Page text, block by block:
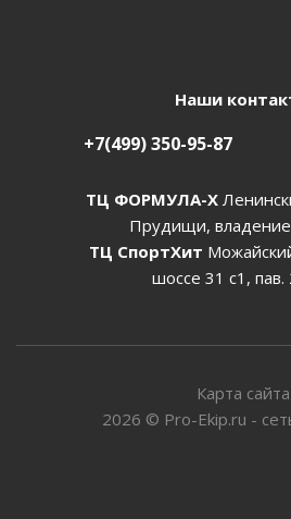
Наши
+7(499) 350-95-87
ТЦ ФОРМУЛА-Х
Прудищи, владение
ТЦ СпортХит
шоссе 31 с1,
Карта сайта
2026 © Pro-Ekip.ru -